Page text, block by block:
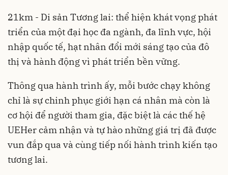
21km - Di sản Tương lai: thể hiện khát vọng phát
triển của một đại học đa ngành, đa lĩnh vực, hội
nhập quốc tế, hạt nhân đổi mới sáng tạo của đô
thị và hành động vì phát triển bền vững.
Thông qua hành trình ấy, mỗi bước chạy không
chỉ là sự chinh phục giới hạn cá nhân mà còn là
cơ hội để người tham gia, đặc biệt là các thế hệ
UEHer cảm nhận và tự hào những giá trị đã được
vun đắp qua và cùng tiếp nối hành trình kiến tạo
tương lai.